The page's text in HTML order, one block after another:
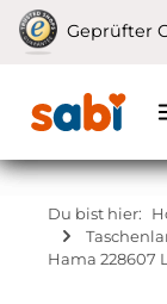
Zum Hauptinhalt
Geprüfter
Du bist hier:
Hama 228607